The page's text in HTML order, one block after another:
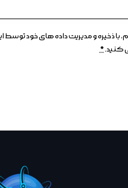
با ذخیره و مدیریت داده های خود
کنید.*